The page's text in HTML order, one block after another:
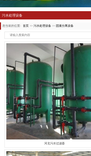
污水处理设备
您当前的位置: 首页>> 污水处理设备>> 固液分离设备
河北污水过滤器